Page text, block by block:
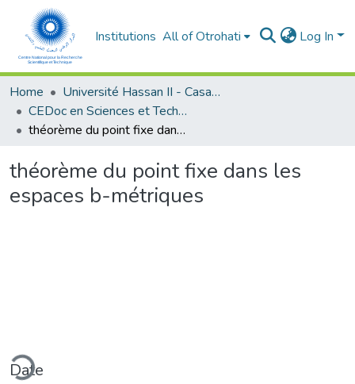
Institutions All of Otrohati Log In
Home
Université Hassan II - Casablanca
CEDoc en Sciences et Techniques et Sciences Médicales (CED -STSM)
théorème du point fixe dans les espaces b-métriques
théorème du point fixe dans les
espaces b-métriques
Date